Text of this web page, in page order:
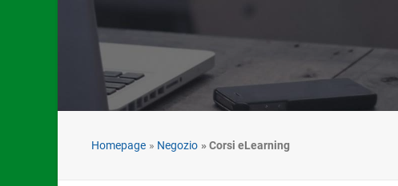
Homepage Negozio Corsi eLearning